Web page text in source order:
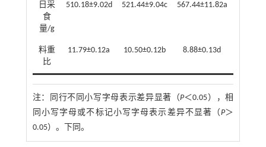
日采
食
量/g
510.18±9.02d
521.44±9.04c
567.44±11.82a
料重
比
11.79±0.12a 10.50±0.12b 8.88±0.13d
注： 同行不同小写字母表示差异显著（P＜0.05），相
同小写字母或不标记小写字母表示差异不显著（P＞
0.05）。下同。